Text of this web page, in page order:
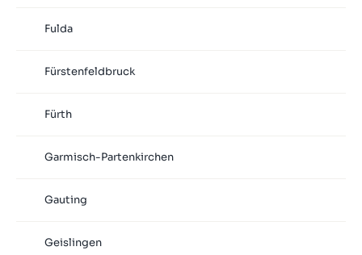
Fulda
Fürstenfeldbruck
Fürth
Garmisch-Partenkirchen
Gauting
Geislingen